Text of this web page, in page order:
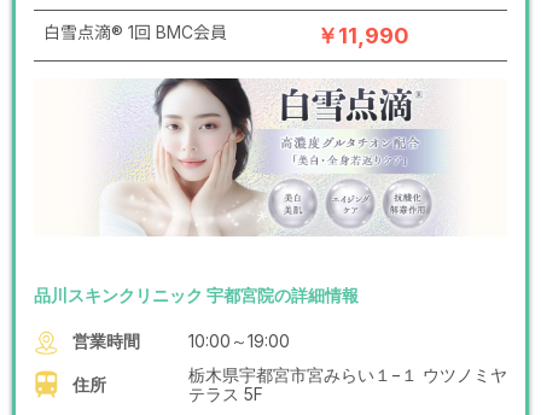
白雪点滴® 1回 BMC会員 ￥11,990
品川スキンクリニック 宇都宮院の詳細情報
営業時間 10:00～19:00
住所
栃木県宇都宮市宮みらい１−１ ウツノミヤ
テラス 5F